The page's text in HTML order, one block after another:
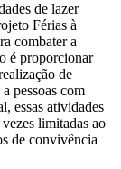
de lazer
Férias à
combater a
é proporcionar
de
pessoas com
essas atividades
limitadas ao
de convivência